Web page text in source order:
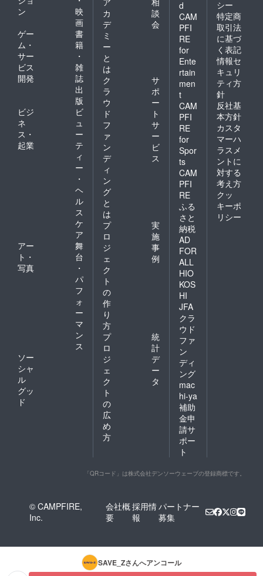
ン
映
画
ゲー
ム・
サー
ビス
開発
書
籍
・
雑
誌
出
版
ビジ
ネ
ス・
起業
ビ
ュ
ー
テ
ィ
ー
・
ヘ
ル
ス
ケ
ア
アー
ト・
写真
舞
台
・
パ
フ
ォ
ー
マ
ン
ス
ソー
シャ
ル
グッ
ド
カ
デ
ミ
ー
と
は
談
会
ク
ラ
ウ
ド
フ
ァ
ン
デ
ィ
ン
グ
と
は
サ
ポ
ー
ト
サ
ー
ビ
ス
プ
ロ
ジ
ェ
ク
ト
の
作
り
方
実
施
事
例
プ
ロ
ジ
ェ
ク
ト
の
広
め
方
統
計
デ
ー
タ
d
CAM
PFI
RE
for
Ente
rtain
men
t
CAM
PFI
RE
for
Spor
ts
CAM
PFI
RE
ふる
さと
納税
AD
FOR
ALL
HIO
KOS
HI
JFA
クラ
ウド
ファ
ン
ディ
ング
mac
hi-ya
補助
金申
請サ
ポー
ト
シー
特定商
取引法
に基づ
く表記
情報セ
キュリ
ティ方
針
反社基
本方針
カスタ
マーハ
ラスメ
ントに
対する
考え方
クッ
キーポ
リシー
「QRコード」は株式会社デンソーウェーブの登録商標です。
© CAMPFIRE,
Inc.
会社概
要
採用情
報
パートナー
募集
SAVE_Zさんへアンコール